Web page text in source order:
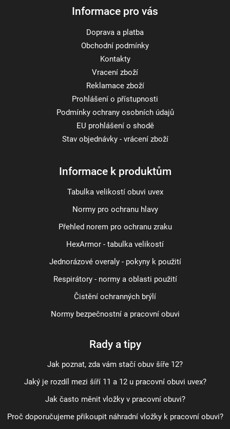
Informace pro vás
Doprava a platba
Obchodní podmínky
Kontakty
Vracení zboží
Reklamace zboží
Prohlášení o přístupnosti
Podmínky ochrany osobních údajů
EU prohlášení o shodě
Stav objednávky - vrácení zboží
Informace k produktům
Tabulka velikostí obuvi uvex
Normy pro ochranu hlavy
Přehled norem pro ochranu zraku
HexArmor - tabulka velikostí
Jednorázové overaly - pokyny k použití
Respirátory - normy a oblasti použití
Čistění ochranných brýlí
Normy bezpečnostní a pracovní obuvi
Rady a tipy
Jak poznat, zda vám stačí obuv šíře 12?
Jaký je rozdíl mezi šíří 11 a 12 u pracovní obuvi uvex?
Jak často měnit vložky v pracovní obuvi?
Proč doporučujeme přikoupit náhradní vložky k pracovní obuvi?